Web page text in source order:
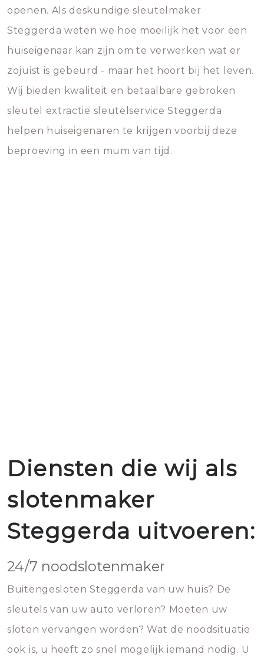
openen. Als deskundige sleutelmaker
Steggerda weten we hoe moeilijk het voor een
huiseigenaar kan zijn om te verwerken wat er
zojuist is gebeurd - maar het hoort bij het leven.
Wij bieden kwaliteit en betaalbare gebroken
sleutel extractie sleutelservice Steggerda
helpen huiseigenaren te krijgen voorbij deze
beproeving in een mum van tijd.
Diensten die wij als
slotenmaker
Steggerda uitvoeren:
24/7 noodslotenmaker
Buitengesloten Steggerda van uw huis? De
sleutels van uw auto verloren? Moeten uw
sloten vervangen worden? Wat de noodsituatie
ook is, u heeft zo snel mogelijk iemand nodig. U